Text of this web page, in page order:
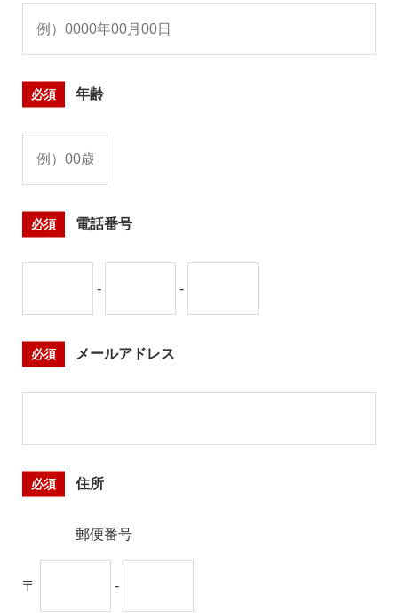
年齢
必須
電話番号
必須
- -
メールアドレス
必須
住所
必須
郵便番号
〒 -